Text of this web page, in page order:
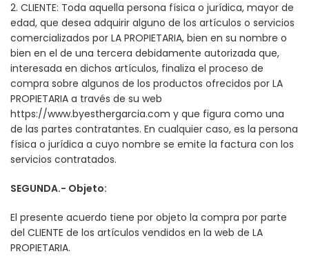
2. CLIENTE: Toda aquella persona física o jurídica, mayor de
edad, que desea adquirir alguno de los artículos o servicios
comercializados por LA PROPIETARIA, bien en su nombre o
bien en el de una tercera debidamente autorizada que,
interesada en dichos artículos, finaliza el proceso de
compra sobre algunos de los productos ofrecidos por LA
PROPIETARIA a través de su web
https://www.byesthergarcia.com y que figura como una
de las partes contratantes. En cualquier caso, es la persona
física o jurídica a cuyo nombre se emite la factura con los
servicios contratados.
SEGUNDA.- Objeto:
El presente acuerdo tiene por objeto la compra por parte
del CLIENTE de los artículos vendidos en la web de LA
PROPIETARIA.